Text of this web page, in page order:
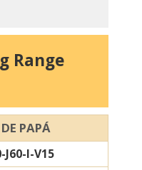
Range
PAPÁ
J60-I-V15